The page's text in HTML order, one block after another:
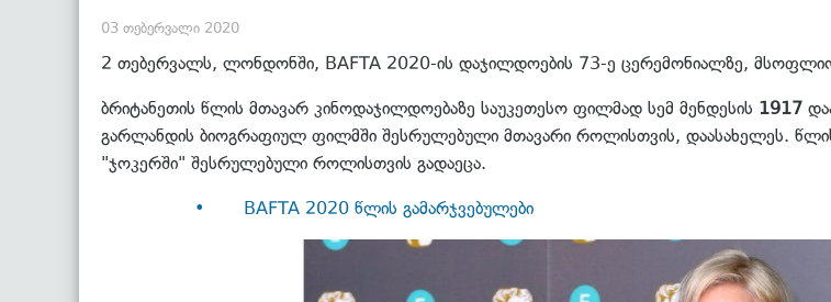
03 თებერვალი 2020
2 თებერვალს, ლონდონში, BAFTA 2020-ის დაჯილდოების 73-ე ცერემონიალზე,
ბრიტანეთის წლის მთავარ კინოდაჯილდოებაზე საუკეთესო ფილმად სემ მენდესის 1917
გარლანდის ბიოგრაფიულ ფილმში შესრულებული მთავარი როლისთვის, დაასახელეს. წლის
"ჯოკერში" შესრულებული როლისთვის გადაეცა.
• BAFTA 2020 წლის გამარჯვებულები